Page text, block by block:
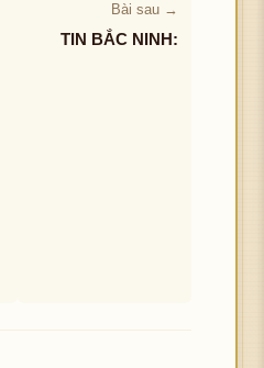
Bài sau →
TIN BẮC NINH: